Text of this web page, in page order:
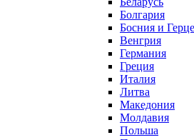
Болгария
Босния и
Венгрия
Германия
Греция
Италия
Литва
Македония
Молдавия
Польша